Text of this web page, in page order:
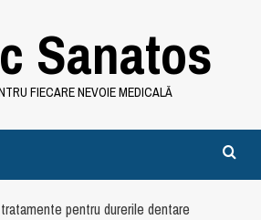
Sanatos
FIECARE NEVOIE MEDICALĂ
pentru durerile dentare